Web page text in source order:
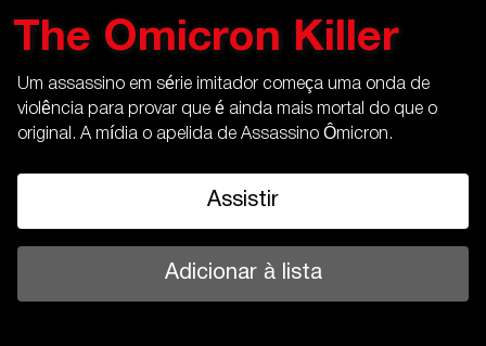
The Omicron Killer
Um assassino em série imitador começa uma onda de
violência para provar que é ainda mais mortal do que o
original. A mídia o apelida de Assassino Ômicron.
Assistir
Adicionar à lista